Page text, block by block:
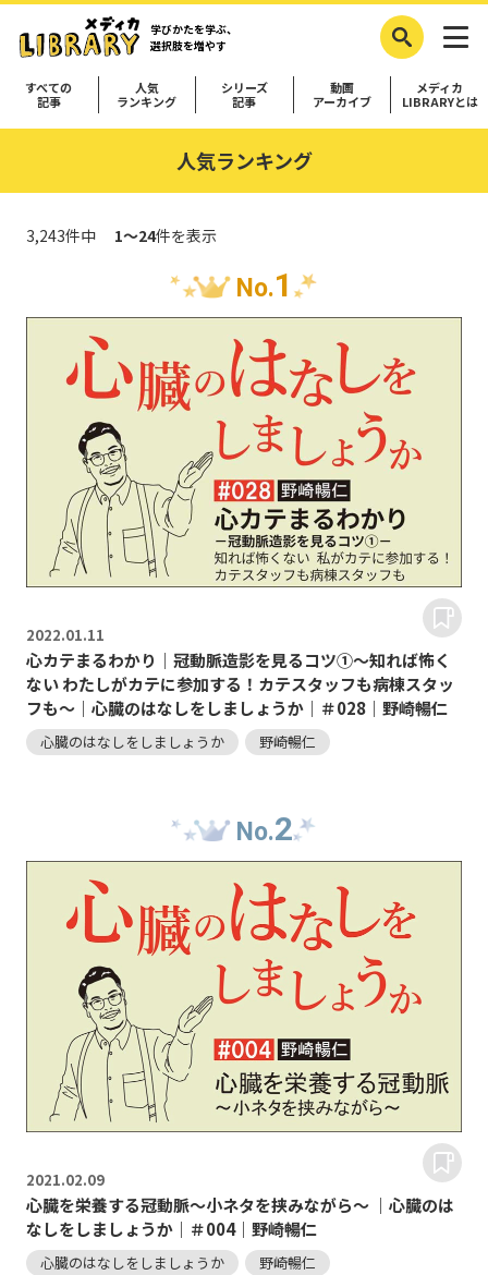
学びかたを学ぶ、
選択肢を増やす
すべての
記事
人気
ランキング
シリーズ
記事
動画
アーカイブ
メディカ
LIBRARYとは
人気ランキング
3,243件中 1～24件を表示
No.1
2022.01.11
心カテまるわかり｜冠動脈造影を見るコツ①～知れば怖く
ない わたしがカテに参加する！カテスタッフも病棟スタッ
フも～｜心臓のはなしをしましょうか｜＃028｜野崎暢仁
心臓のはなしをしましょうか 野崎暢仁
No.2
2021.02.09
心臓を栄養する冠動脈～小ネタを挟みながら～ ｜心臓のは
なしをしましょうか｜＃004｜野崎暢仁
心臓のはなしをしましょうか 野崎暢仁